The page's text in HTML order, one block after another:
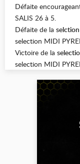
Défaite
SALIS 26 à 5.
Défaite de la
selection MIDI
Victoire de la
selection MIDI